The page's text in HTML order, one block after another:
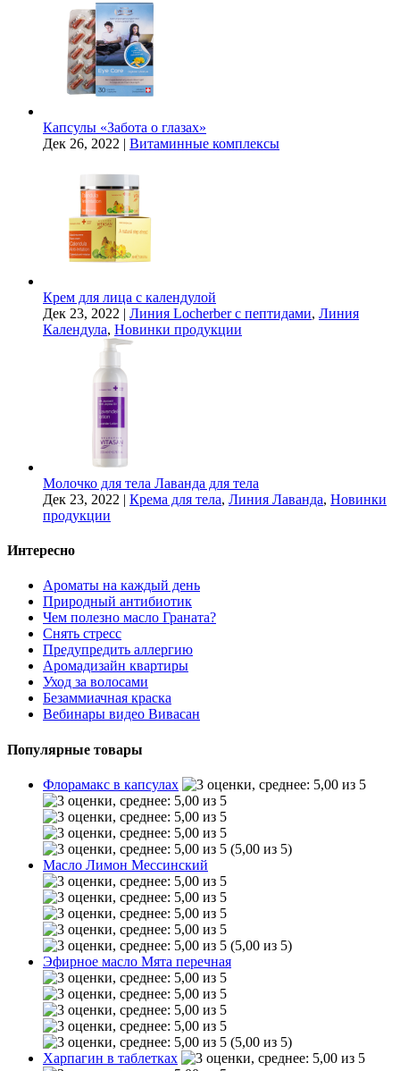
Капсулы «Забота о глазах»
Дек 26, 2022 | Витаминные комплексы
Крем для лица с календулой
Дек 23, 2022 | Линия Locherber с пептидами, Линия
Календула, Новинки продукции
Молочко для тела Лаванда для тела
Дек 23, 2022 | Крема для тела, Линия Лаванда, Новинки
продукции
Интересно
Ароматы на каждый день
Природный антибиотик
Чем полезно масло Граната?
Снять стресс
Предупредить аллергию
Аромадизайн квартиры
Уход за волосами
Безаммиачная краска
Вебинары видео Вивасан
Популярные товары
Флорамакс в капсулах
(5,00 из 5)
Масло Лимон Мессинский
(5,00 из 5)
Эфирное масло Мята перечная
(5,00 из 5)
Харпагин в таблетках